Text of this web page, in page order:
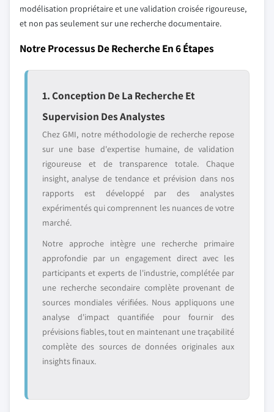
modélisation propriétaire et une validation croisée rigoureuse,
et non pas seulement sur une recherche documentaire.
Notre Processus De Recherche En 6 Étapes
1. Conception De La Recherche Et
Supervision Des Analystes
Chez GMI, notre méthodologie de recherche repose
sur une base d'expertise humaine, de validation
rigoureuse et de transparence totale. Chaque
insight, analyse de tendance et prévision dans nos
rapports est développé par des analystes
expérimentés qui comprennent les nuances de votre
marché.
Notre approche intègre une recherche primaire
approfondie par un engagement direct avec les
participants et experts de l'industrie, complétée par
une recherche secondaire complète provenant de
sources mondiales vérifiées. Nous appliquons une
analyse d'impact quantifiée pour fournir des
prévisions fiables, tout en maintenant une traçabilité
complète des sources de données originales aux
insights finaux.